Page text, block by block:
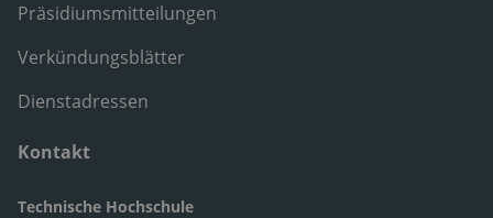
Präsidiumsmitteilungen
Verkündungsblätter
Dienstadressen
Kontakt
Technische Hochschule